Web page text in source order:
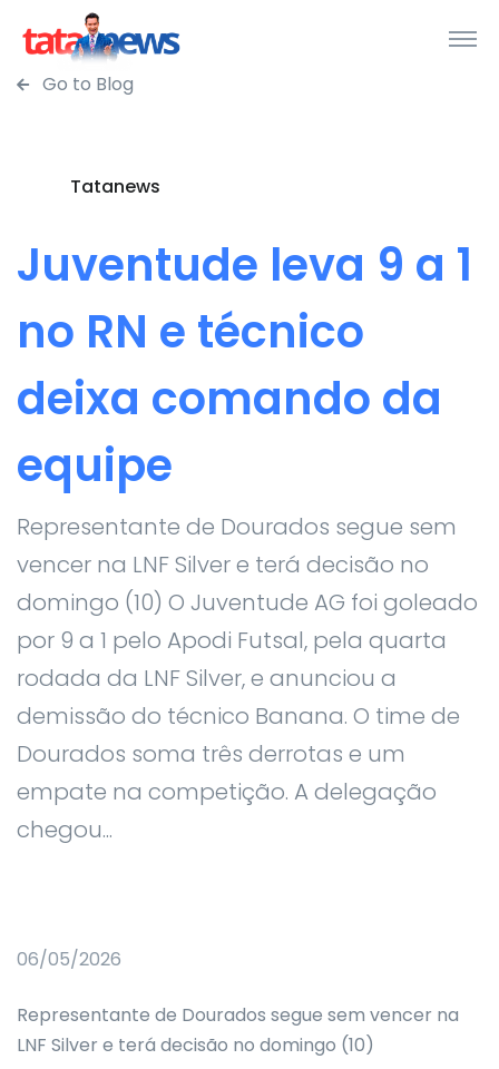
Go to Blog
Tatanews
Juventude leva 9 a 1
no RN e técnico
deixa comando da
equipe
Representante de Dourados segue sem
vencer na LNF Silver e terá decisão no
domingo (10) O Juventude AG foi goleado
por 9 a 1 pelo Apodi Futsal, pela quarta
rodada da LNF Silver, e anunciou a
demissão do técnico Banana. O time de
Dourados soma três derrotas e um
empate na competição. A delegação
chegou...
06/05/2026
Representante de Dourados segue sem vencer na
LNF Silver e terá decisão no domingo (10)